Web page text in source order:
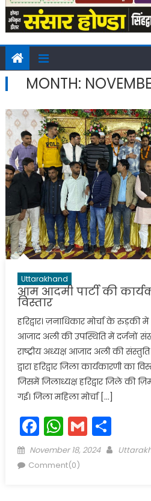
MONTH:
Uttarakhand
आम आदमी पार्टी की
विस्तार
हरिद्वार। ज़नाधिकार मोर्चा के रुड़की
आजाद अली की उपस्थिति में दर्जनों
राष्ट्रीय अध्यक्ष आजाद अली की
द्वारा हरिद्वार जिला कार्यकारणी का
जिसमें जिलाध्यक्ष हरिद्वार जिले की
गई। जिला महिला मोर्चा […]
Facebook
WhatsApp
Gmail
Posted
on
November 18, 2024 Author
Comment(0)